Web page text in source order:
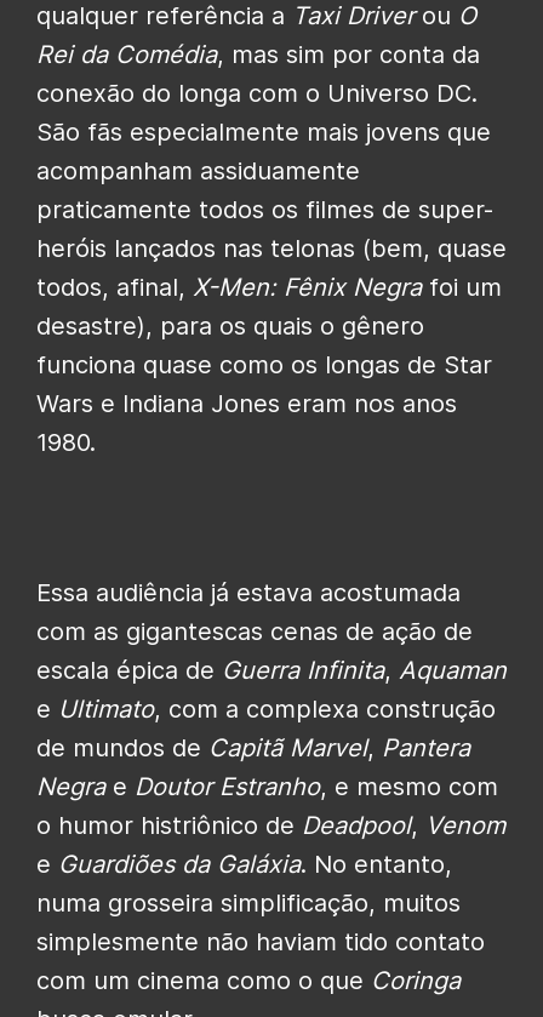
qualquer referência a Taxi Driverou O
Rei da Comédia, mas sim por conta da
conexão do longa com o Universo DC.
São fãs especialmente mais jovens que
acompanham assiduamente
praticamente todos os filmes de super-
heróis lançados nas telonas (bem, quase
todos, afinal, X-Men: Fênix Negrafoi um
desastre), para os quais o gênero
funciona quase como os longas de Star
Wars e Indiana Jones eram nos anos
1980.
Essa audiência já estava acostumada
com as gigantescas cenas de ação de
escala épica de Guerra Infinita, Aquaman
e Ultimato, com a complexa construção
de mundos de Capitã Marvel, Pantera
Negrae Doutor Estranho, e mesmo com
o humor histriônico de Deadpool, Venom
e Guardiões da Galáxia. No entanto,
numa grosseira simplificação, muitos
simplesmente não haviam tido contato
com um cinema como o que Coringa